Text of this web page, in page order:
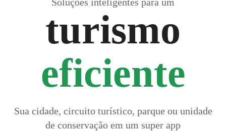
turismo
eficiente
Sua cidade, circuito turístico, parque ou unidade
de conservação em um super app